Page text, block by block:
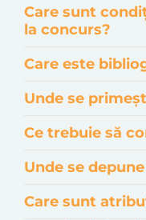
Care sunt
la concurs?
Care este
Unde se
Ce trebuie să
Unde se
Care sunt